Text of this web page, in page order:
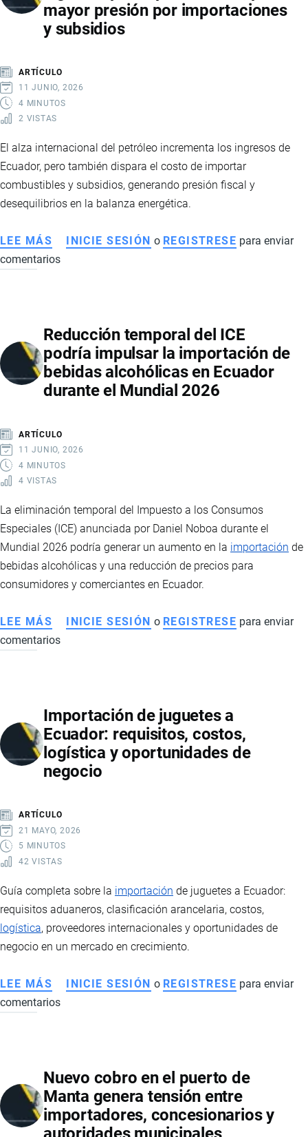
ECUADOR,
PERO
GLOBAL
FRENA
EL
mayor presión por importaciones
y subsidios
ARTÍCULO
11 JUNIO, 2026
4 MINUTOS
2 VISTAS
El alza internacional del petróleo incrementa los ingresos de
Ecuador, pero también dispara el costo de importar
combustibles y subsidios, generando presión fiscal y
desequilibrios en la balanza energética.
LEE MÁS SOBRE
SUBIDA
CRISIS
DE
COMBUSTIBLES
EN
INGRESOS
POR
EXPORTACIONES,
MAYOR
PRESIÓN
POR
IMPORTACIONES
INICIE SESIÓN o REGISTRESE para enviar
comentarios
Reducción temporal del ICE
podría impulsar la importación de
bebidas alcohólicas en Ecuador
durante el Mundial 2026
ARTÍCULO
11 JUNIO, 2026
4 MINUTOS
4 VISTAS
La eliminación temporal del Impuesto a los Consumos
Especiales (ICE) anunciada por Daniel Noboa durante el
Mundial 2026 podría generar un aumento en la importación de
bebidas alcohólicas y una reducción de precios para
consumidores y comerciantes en Ecuador.
LEE MÁS SOBRE
REDUCCIÓN
PODRÍA
IMPULSAR
LA
IMPORTACIÓN
ALCOHÓLICAS
EN
ECUADOR
INICIE SESIÓN o REGISTRESE para enviar
comentarios
Importación de juguetes a
Ecuador: requisitos, costos,
logística y oportunidades de
negocio
ARTÍCULO
21 MAYO, 2026
5 MINUTOS
42 VISTAS
Guía completa sobre la importación de juguetes a Ecuador:
requisitos aduaneros, clasificación arancelaria, costos,
logística, proveedores internacionales y oportunidades de
negocio en un mercado en crecimiento.
LEE MÁS SOBRE
IMPORTACIÓN
ECUADOR:
REQUISITOS,
COSTOS,
LOGÍSTICA
INICIE SESIÓN o REGISTRESE para enviar
comentarios
Nuevo cobro en el puerto de
Manta genera tensión entre
importadores, concesionarios y